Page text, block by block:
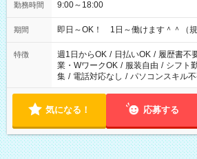
勤務時間 9:00～18:00
期間 即日～OK！ 1日～働けます＾＾（規
特徴 週1日からOK / 日払いOK / 履歴書不
業・WワークOK / 服装自由 / シフト
集 / 電話対応なし / パソコンスキル
気になる！ 応募する